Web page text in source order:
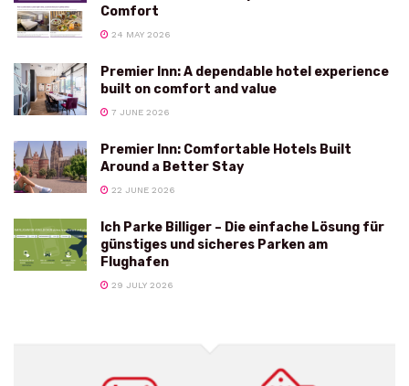
Comfort
24 MAY 2026
Premier Inn: A dependable hotel experience
built on comfort and value
7 JUNE 2026
Premier Inn: Comfortable Hotels Built
Around a Better Stay
22 JUNE 2026
Ich Parke Billiger – Die einfache Lösung für
günstiges und sicheres Parken am
Flughafen
29 JULY 2026